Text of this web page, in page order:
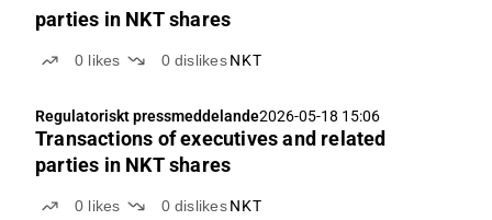
parties in NKT shares
0 likes 0 dislikes NKT
Regulatoriskt pressmeddelande2026-05-18 15:06
Transactions of executives and related
parties in NKT shares
0 likes 0 dislikes NKT